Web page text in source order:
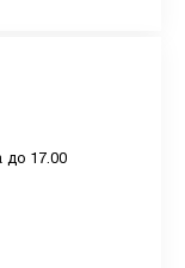
до 17.00